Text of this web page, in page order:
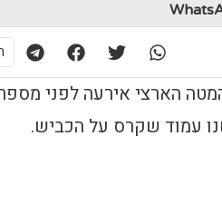
הארצי אירעה לפני
עמוד שקרס על הכביש.